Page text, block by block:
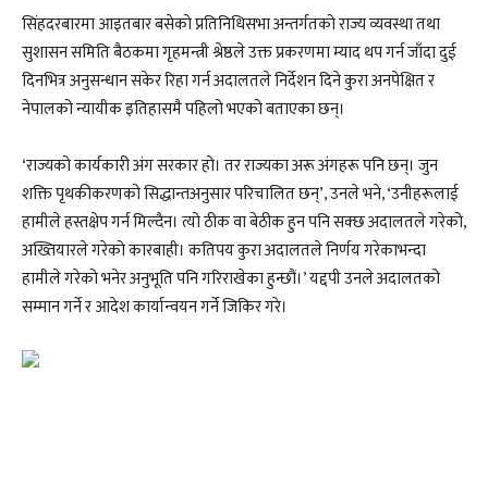
सिंहदरबारमा आइतबार बसेको प्रतिनिधिसभा अन्तर्गतको राज्य व्यवस्था तथा
सुशासन समिति बैठकमा गृहमन्त्री श्रेष्ठले उक्त प्रकरणमा म्याद थप गर्न जाँदा दुई
दिनभित्र अनुसन्धान सकेर रिहा गर्न अदालतले निर्देशन दिने कुरा अनपेक्षित र
नेपालको न्यायीक इतिहासमै पहिलो भएको बताएका छन्।
‘राज्यको कार्यकारी अंग सरकार हो। तर राज्यका अरू अंगहरू पनि छन्। जुन
शक्ति पृथकीकरणको सिद्धान्तअनुसार परिचालित छन्’, उनले भने, ‘उनीहरूलाई
हामीले हस्तक्षेप गर्न मिल्दैन। त्यो ठीक वा बेठीक हुन पनि सक्छ अदालतले गरेको,
अख्तियारले गरेको कारबाही। कतिपय कुरा अदालतले निर्णय गरेकाभन्दा
हामीले गरेको भनेर अनुभूति पनि गरिराखेका हुन्छौं।’ यद्दपी उनले अदालतको
सम्मान गर्ने र आदेश कार्यान्वयन गर्ने जिकिर गरे।